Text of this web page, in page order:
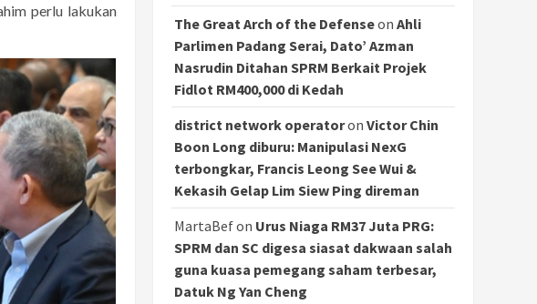
perlu lakukan
The Great Arch of the Defenseon Ahli
Parlimen Padang Serai, Dato’ Azman
Nasrudin Ditahan SPRM Berkait Projek
Fidlot RM400,000 di Kedah
district network operatoron Victor Chin
Boon Long diburu: Manipulasi NexG
terbongkar, Francis Leong See Wui &
Kekasih Gelap Lim Siew Ping direman
MartaBefon Urus Niaga RM37 Juta PRG:
SPRM dan SC digesa siasat dakwaan salah
guna kuasa pemegang saham terbesar,
Datuk Ng Yan Cheng